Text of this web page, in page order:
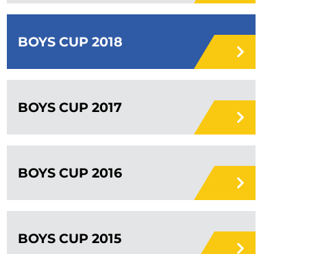
BOYS CUP 2018
BOYS CUP 2017
BOYS CUP 2016
BOYS CUP 2015